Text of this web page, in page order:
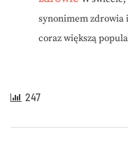
synonimem zdrowia
coraz większą
247